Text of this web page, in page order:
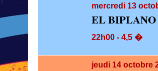
mercredi 13
EL
22h00 - 4,5 �
jeudi 14 octobre